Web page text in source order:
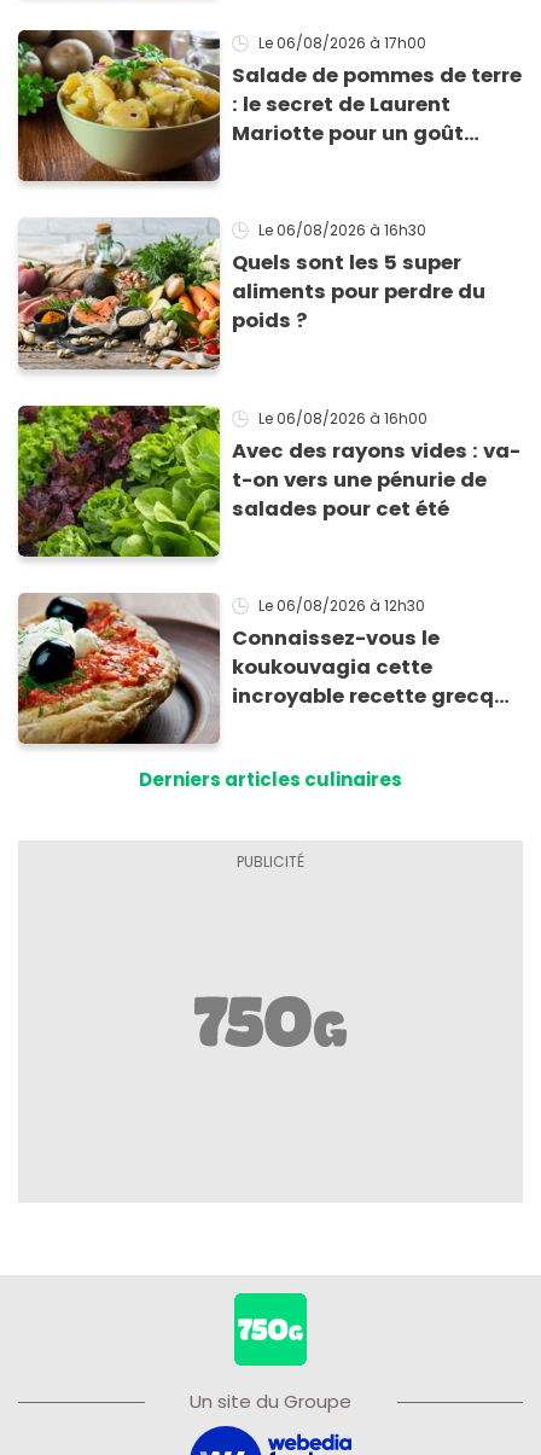
Le 06/08/2026 à 17h00
Salade de pommes de terre
: le secret de Laurent
Mariotte pour un goût
Le 06/08/2026 à 16h30
Quels sont les 5 super
aliments pour perdre du
poids ?
Le 06/08/2026 à 16h00
Avec des rayons vides : va-
t-on vers une pénurie de
salades pour cet été
Le 06/08/2026 à 12h30
Connaissez-vous le
koukouvagia cette
incroyable recette grecque
Derniers articles culinaires
Un site du Groupe